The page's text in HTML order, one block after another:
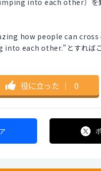
into each other）を
how people can
each other."とすれば
役に立った ｜ 0